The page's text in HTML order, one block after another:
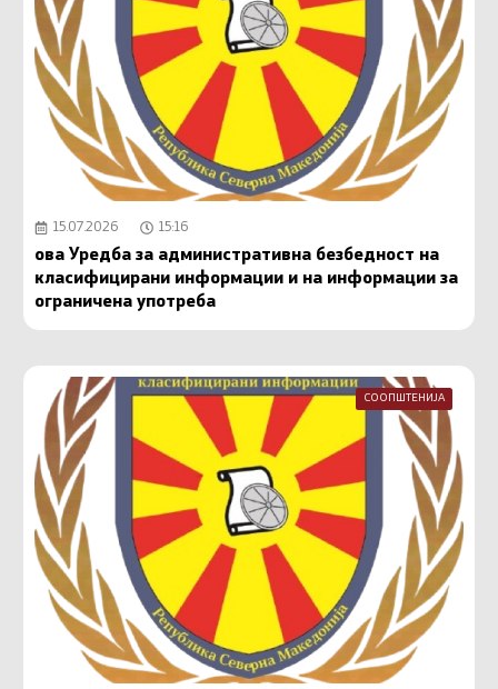
15.07.2026 15:16
ова Уредба за административна безбедност на
класифицирани информации и на информации за
ограничена употреба
СООПШТЕНИЈА